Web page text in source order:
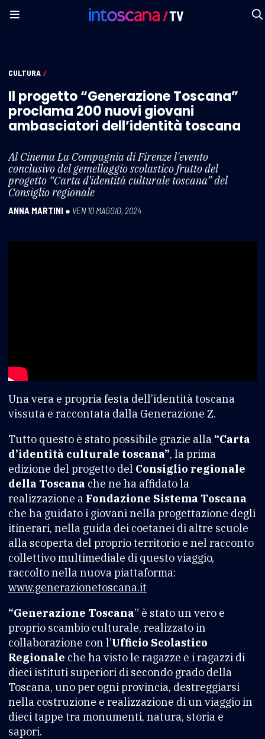
CULTURA /
Il progetto “Generazione Toscana”
proclama 200 nuovi giovani
ambasciatori dell’identità toscana
Al Cinema La Compagnia di Firenze l'evento
conclusivo del gemellaggio scolastico frutto del
progetto “Carta d’identità culturale toscana” del
Consiglio regionale
ANNA MARTINI ● VEN 10 MAGGIO, 2024
Una vera e propria festa dell’identità toscana
vissuta e raccontata dalla Generazione Z.
Tutto questo è stato possibile grazie alla “Carta
d’identità culturale toscana”, la prima
edizione del progetto del Consiglio regionale
della Toscana che ne ha affidato la
realizzazione a Fondazione Sistema Toscana
che ha guidato i giovani nella progettazione degli
itinerari, nella guida dei coetanei di altre scuole
alla scoperta del proprio territorio e nel racconto
collettivo multimediale di questo viaggio,
raccolto nella nuova piattaforma:
www.generazionetoscana.it
“Generazione Toscana” è stato un vero e
proprio scambio culturale, realizzato in
collaborazione con l’Ufficio Scolastico
Regionale che ha visto le ragazze e i ragazzi di
dieci istituti superiori di secondo grado della
Toscana, uno per ogni provincia, destreggiarsi
nella costruzione e realizzazione di un viaggio in
dieci tappe tra monumenti, natura, storia e
sapori.